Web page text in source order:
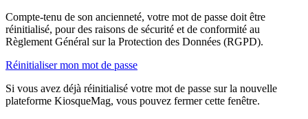
Compte-tenu de son ancienneté, votre mot de passe doit être
réinitialisé, pour des raisons de sécurité et de conformité au
Règlement Général sur la Protection des Données (RGPD).
Réinitialiser mon mot de passe
Si vous avez déjà réinitialisé votre mot de passe sur la nouvelle
plateforme KiosqueMag, vous pouvez fermer cette fenêtre.